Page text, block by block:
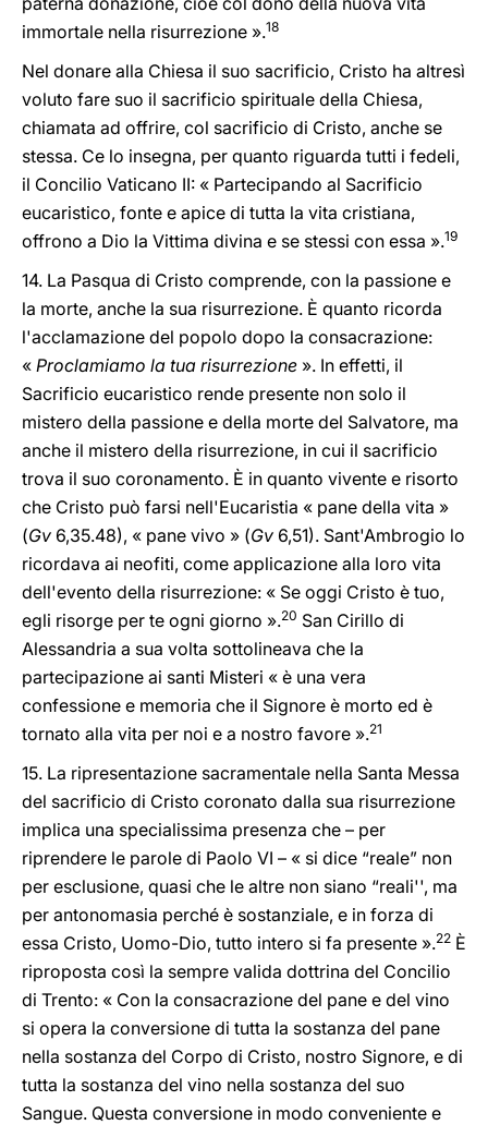
immortale nella risurrezione ».18
Nel donare alla Chiesa il suo sacrificio, Cristo ha altresì
voluto fare suo il sacrificio spirituale della Chiesa,
chiamata ad offrire, col sacrificio di Cristo, anche se
stessa. Ce lo insegna, per quanto riguarda tutti i fedeli,
il Concilio Vaticano II: « Partecipando al Sacrificio
eucaristico, fonte e apice di tutta la vita cristiana,
offrono a Dio la Vittima divina e se stessi con essa ».19
14. La Pasqua di Cristo comprende, con la passione e
la morte, anche la sua risurrezione. È quanto ricorda
l'acclamazione del popolo dopo la consacrazione:
« Proclamiamo la tua risurrezione ». In effetti, il
Sacrificio eucaristico rende presente non solo il
mistero della passione e della morte del Salvatore, ma
anche il mistero della risurrezione, in cui il sacrificio
trova il suo coronamento. È in quanto vivente e risorto
che Cristo può farsi nell'Eucaristia « pane della vita »
(Gv 6,35.48), « pane vivo » (Gv 6,51). Sant'Ambrogio lo
ricordava ai neofiti, come applicazione alla loro vita
dell'evento della risurrezione: « Se oggi Cristo è tuo,
egli risorge per te ogni giorno ».20 San Cirillo di
Alessandria a sua volta sottolineava che la
partecipazione ai santi Misteri « è una vera
confessione e memoria che il Signore è morto ed è
tornato alla vita per noi e a nostro favore ».21
15. La ripresentazione sacramentale nella Santa Messa
del sacrificio di Cristo coronato dalla sua risurrezione
implica una specialissima presenza che – per
riprendere le parole di Paolo VI – « si dice “reale” non
per esclusione, quasi che le altre non siano “reali'', ma
per antonomasia perché è sostanziale, e in forza di
essa Cristo, Uomo-Dio, tutto intero si fa presente ».22 È
riproposta così la sempre valida dottrina del Concilio
di Trento: « Con la consacrazione del pane e del vino
si opera la conversione di tutta la sostanza del pane
nella sostanza del Corpo di Cristo, nostro Signore, e di
tutta la sostanza del vino nella sostanza del suo
Sangue. Questa conversione in modo conveniente e